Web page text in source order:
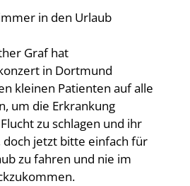
in den Urlaub
Graf hat
in Dortmund
kleinen Patienten auf alle
um die Erkrankung
zu schlagen und ihr
doch jetzt bitte einfach für
zu fahren und nie im